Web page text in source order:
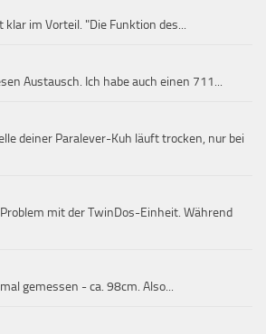
im Vorteil. "Die Funktion des...
Austausch. Ich habe auch einen 711...
deiner Paralever-Kuh läuft trocken, nur bei
mit der TwinDos-Einheit. Während
gemessen - ca. 98cm. Also...